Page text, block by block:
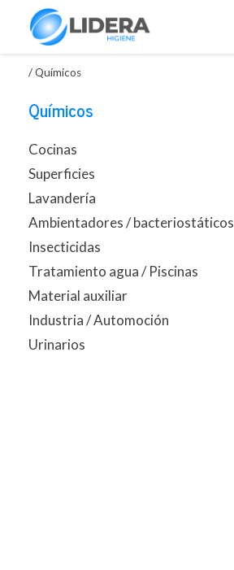
/Químicos
Químicos
Cocinas
Superficies
Lavandería
Ambientadores / bacteriostáticos
Insecticidas
Tratamiento agua / Piscinas
Material auxiliar
Industria / Automoción
Urinarios